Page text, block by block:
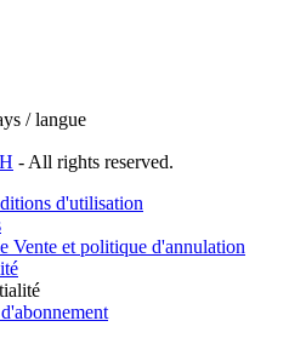
/ langue
- All rights reserved.
d'utilisation
Vente et politique d'annulation